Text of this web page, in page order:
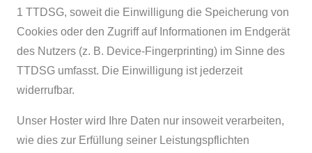
1 TTDSG, soweit die Einwilligung die Speicherung von
Cookies oder den Zugriff auf Informationen im Endgerät
des Nutzers (z. B. Device-Fingerprinting) im Sinne des
TTDSG umfasst. Die Einwilligung ist jederzeit
widerrufbar.
Unser Hoster wird Ihre Daten nur insoweit verarbeiten,
wie dies zur Erfüllung seiner Leistungspflichten